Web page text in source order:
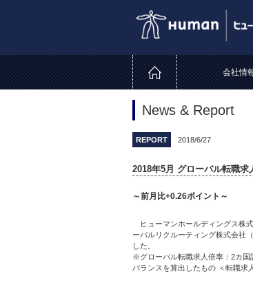
会社情
News & Report
REPORT 2018/6/27
2018年5月 グローバル転職求
～前月比+0.26ポイント～
ヒューマンホールディングス株
ーバルリクルーティング株式会社
した。
※グローバル転職求人倍率：2カ国
バランスを算出したもの ＜転職求